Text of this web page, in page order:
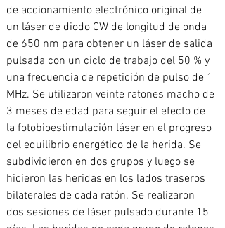
de accionamiento electrónico original de
un láser de diodo CW de longitud de onda
de 650 nm para obtener un láser de salida
pulsada con un ciclo de trabajo del 50 % y
una frecuencia de repetición de pulso de 1
MHz. Se utilizaron veinte ratones macho de
3 meses de edad para seguir el efecto de
la fotobioestimulación láser en el progreso
del equilibrio energético de la herida. Se
subdividieron en dos grupos y luego se
hicieron las heridas en los lados traseros
bilaterales de cada ratón. Se realizaron
dos sesiones de láser pulsado durante 15